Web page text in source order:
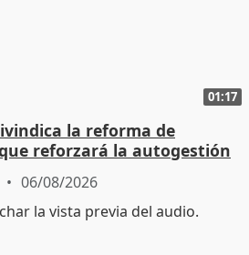
01:17
la reforma de
reforzará la autogestión
06/08/2026